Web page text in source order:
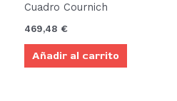
Cuadro Cournich
469,48 €
Añadir al carrito